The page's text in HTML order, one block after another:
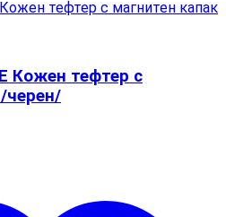
Кожен тефтер с
черен/